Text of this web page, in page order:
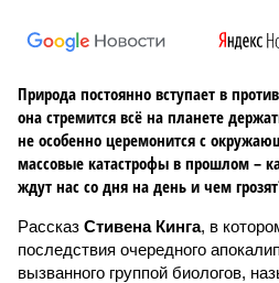
Природа постоянно вступает в
она стремится всё на планете
не особенно церемонится с
массовые катастрофы в прошлом –
ждут нас со дня на день и чем
Рассказ Стивена Кинга, в
последствия очередного
вызванного группой биологов,